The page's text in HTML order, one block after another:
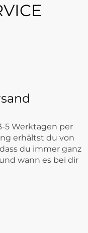
5 Werktagen per
erhältst du von
du immer ganz
wann es bei dir